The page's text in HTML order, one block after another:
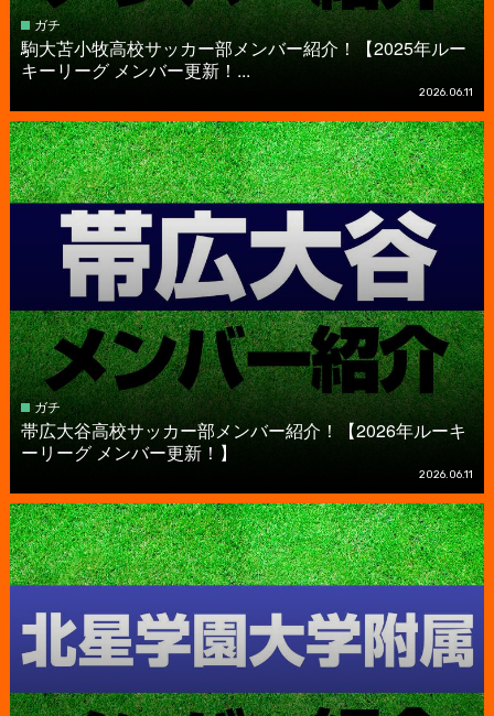
ガチ
駒大苫小牧高校サッカー部メンバー紹介！【2025年ルー
キーリーグ メンバー更新！...
2026.06.11
ガチ
帯広大谷高校サッカー部メンバー紹介！【2026年ルーキ
ーリーグ メンバー更新！】
2026.06.11